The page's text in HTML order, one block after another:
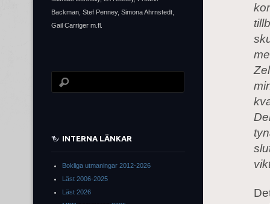
Backman, Stef Penney, Simona Ahrnstedt,
Gail Carriger m.fl.
INTERNA LÄNKAR
Bokliga utmaningar 2012-2026
Läst 2006-2025
Läst 2026